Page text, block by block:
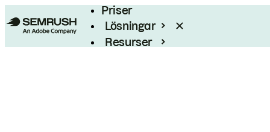
Priser
Lösningar
Resurser